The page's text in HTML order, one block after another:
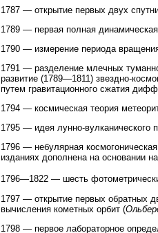
1787 — открытие первых двух
1789 — первая полная
1790 — измерение периода
1791 — разделение млечных
развитие (1789—1811) звездно-
путем гравитационного сжатия
1794 — космическая теория
1795 — идея лунно-вулканического
1796 — небулярная
изданиях дополнена на основании
1796—1822 — шесть
1797 — открытие первых обратных
вычисления кометных орбит (
1798 — первое лабораторное